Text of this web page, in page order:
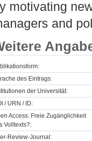
motivating
and
des Eintrags:
der Universität:
/ URN / ID:
Access: Freie Zugänglichkeit
Volltexts?:
Review-Journal: